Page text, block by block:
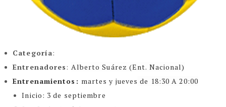
Categoría:
Entrenadores: Alberto Suárez (Ent. Nacional)
Entrenamientos: martes y jueves de 18:30 A 20:00
Inicio: 3 de septiembre